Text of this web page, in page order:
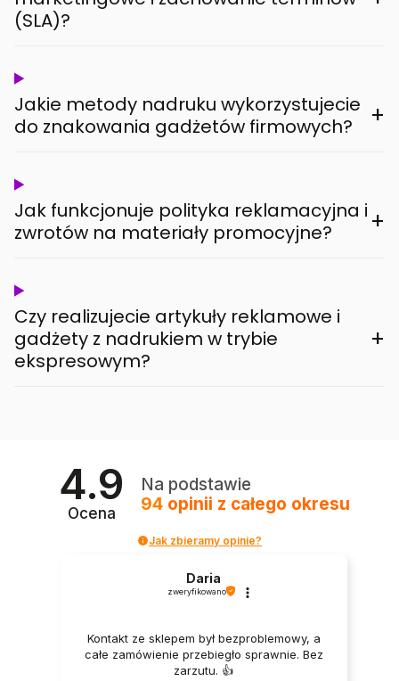
(SLA)?
Jakie metody nadruku wykorzystujecie
do znakowania gadżetów firmowych?
+
Jak funkcjonuje polityka reklamacyjna i
zwrotów na materiały promocyjne?
+
Czy realizujecie artykuły reklamowe i
gadżety z nadrukiem w trybie
ekspresowym?
+
4.9
Ocena
Na podstawie
94 opinii z całego okresu
Jak zbieramy opinie?
Daria
zweryfikowano
Kontakt ze sklepem był bezproblemowy, a
całe zamówienie przebiegło sprawnie. Bez
zarzutu. 👍️